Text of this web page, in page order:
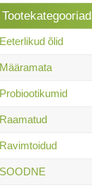
Tootekategooriad
õlid